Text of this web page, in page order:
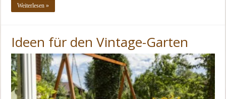
Weiterlesen »
Ideen für den Vintage-Garten